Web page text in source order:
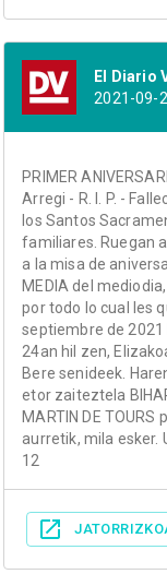
El Diario
2021-09-
PRIMER
Arregi - R. I. P. -
los Santos
familiares. Ruegan
a la misa de
MEDIA del
por todo lo cual les
septiembre de 2021
24an hil zen,
Bere senideek.
etor zaiteztela
MARTIN DE
aurretik, mila esker.
12